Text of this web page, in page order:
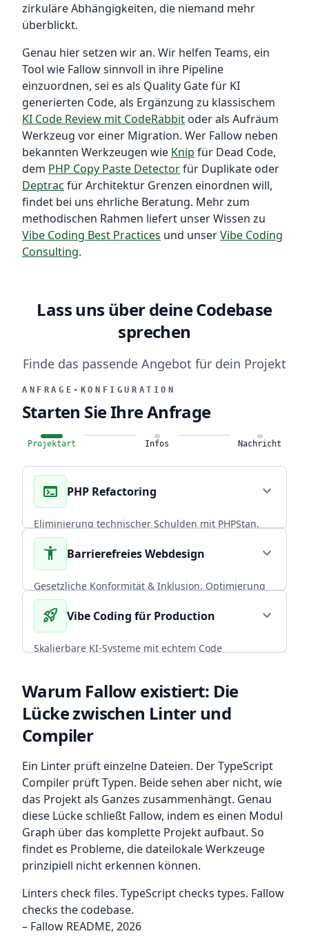
zirkuläre Abhängigkeiten, die niemand mehr
überblickt.
Genau hier setzen wir an. Wir helfen Teams, ein
Tool wie Fallow sinnvoll in ihre Pipeline
einzuordnen, sei es als Quality Gate für KI
generierten Code, als Ergänzung zu klassischem
KI Code Review mit CodeRabbit oder als Aufräum
Werkzeug vor einer Migration. Wer Fallow neben
bekannten Werkzeugen wie Knip für Dead Code,
dem PHP Copy Paste Detectorfür Duplikate oder
Deptrac für Architektur Grenzen einordnen will,
findet bei uns ehrliche Beratung. Mehr zum
methodischen Rahmen liefert unser Wissen zu
Vibe Coding Best Practices und unserVibe Coding
Consulting.
Lass uns über deine Codebase
sprechen
Finde das passende Angebot für dein Projekt
ANFRAGE-KONFIGURATION
Starten Sie Ihre Anfrage
Projektart Infos Nachricht
terminal PHP Refactoring expand_more
Eliminierung technischer Schulden mit PHPStan,
Rector PHP und PHPUnit. Über 20 Jahre
Praxiserfahrung in skalierbaren Backends.
CORE EXPERTISE
Diesen Service wählenarrow_forward
accessibility_new Barrierefreies Webdesign expand_more
Gesetzliche Konformität & Inklusion. Optimierung
von Performance und Conversion durch radikal
nutzerzentriertes, universelles Design.
BFSG COMPLIANT
rocket_launch Vibe Coding für Production expand_more
Skalierbare KI-Systeme mit echtem Code
Warum Fallow existiert: Die
Lücke zwischen Linter und
Compiler
Ein Linter prüft einzelne Dateien. Der TypeScript
Compiler prüft Typen. Beide sehen aber nicht, wie
das Projekt als Ganzes zusammenhängt. Genau
diese Lücke schließt Fallow, indem es einen Modul
Graph über das komplette Projekt aufbaut. So
findet es Probleme, die dateilokale Werkzeuge
prinzipiell nicht erkennen können.
Linters check files. TypeScript checks types. Fallow
checks the codebase.
– Fallow README, 2026